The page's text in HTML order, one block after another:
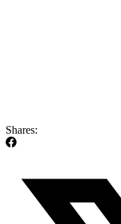
Shares: